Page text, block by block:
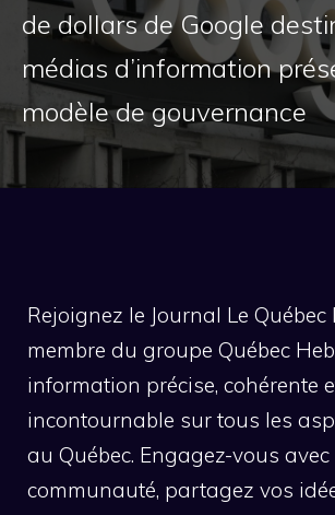
de dollars de Google
médias d’information
modèle de gouvernance
Rejoignez le Journal Le Québec
membre du groupe Québec
information précise, cohérente
incontournable sur tous les
au Québec. Engagez-vous
communauté, partagez vos